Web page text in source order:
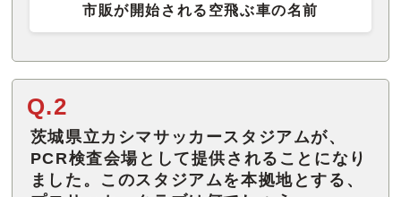
市販が開始される空飛ぶ車の名前
Q.2
茨城県立カシマサッカースタジアムが、
PCR検査会場として提供されることになり
ました。このスタジアムを本拠地とする、